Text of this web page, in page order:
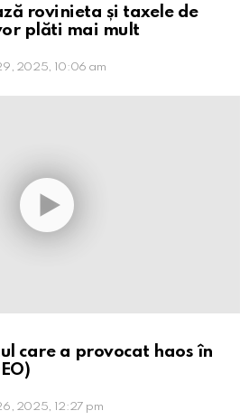
rovinieta și taxele de
plăti mai mult
2025, 10:06 am
care a provocat haos în
2025, 12:27 pm